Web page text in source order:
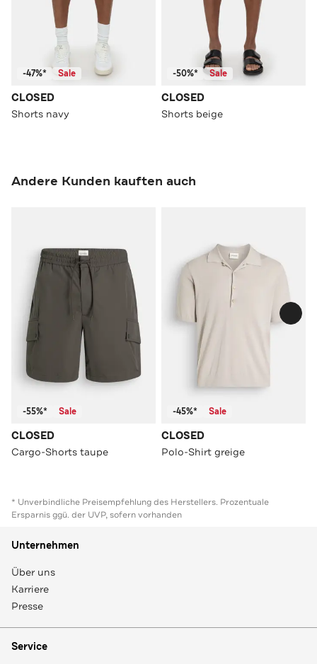
-47%* Sale
CLOSED
Shorts navy
-50%* Sale
CLOSED
Shorts beige
Andere Kunden kauften auch
-55%* Sale
CLOSED
Cargo-Shorts taupe
-45%* Sale
CLOSED
Polo-Shirt greige
* Unverbindliche Preisempfehlung des Herstellers. Prozentuale
Ersparnis ggü. der UVP, sofern vorhanden
Unternehmen
Über uns
Karriere
Presse
Service